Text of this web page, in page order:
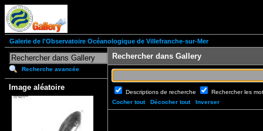
Galerie de l'Observatoire Océanologique de Villefranche-sur-Mer
Recherche avancée
Image aléatoire
Rechercher dans Gallery
Descriptions de recherche
Rechercher les
Cocher tout
Décocher tout Inverser